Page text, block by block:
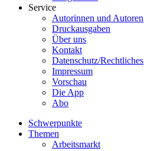
Service
Autorinnen und Autoren
Druckausgaben
Über uns
Kontakt
Datenschutz/Rechtliches
Impressum
Vorschau
Die App
Abo
Schwerpunkte
Themen
Arbeitsmarkt